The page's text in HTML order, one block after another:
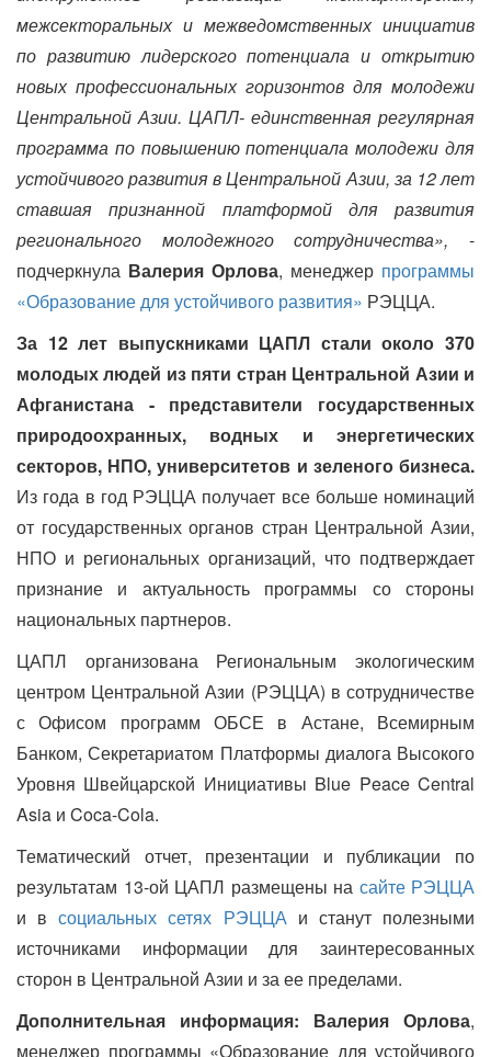
межсекторальных и межведомственных инициатив
по развитию лидерского потенциала и открытию
новых профессиональных горизонтов для молодежи
Центральной Азии. ЦАПЛ- единственная регулярная
программа по повышению потенциала молодежи для
устойчивого развития в Центральной Азии, за 12 лет
ставшая признанной платформой для развития
регионального молодежного сотрудничества», -
подчеркнула Валерия Орлова, менеджер программы
«Образование для устойчивого развития» РЭЦЦА.
За 12 лет выпускниками ЦАПЛ стали около 370
молодых людей из пяти стран Центральной Азии и
Афганистана - представители государственных
природоохранных, водных и энергетических
секторов, НПО, университетов и зеленого бизнеса.
Из года в год РЭЦЦА получает все больше номинаций
от государственных органов стран Центральной Азии,
НПО и региональных организаций, что подтверждает
признание и актуальность программы со стороны
национальных партнеров.
ЦАПЛ организована Региональным экологическим
центром Центральной Азии (РЭЦЦА) в сотрудничестве
с Офисом программ ОБСЕ в Астане, Всемирным
Банком, Секретариатом Платформы диалога Высокого
Уровня Швейцарской Инициативы Blue Peace Central
Asia и Coca-Cola.
Тематический отчет, презентации и публикации по
результатам 13-ой ЦАПЛ размещены на сайте РЭЦЦА
и всоциальных сетях РЭЦЦА и станут полезными
источниками информации для заинтересованных
сторон в Центральной Азии и за ее пределами.
Дополнительная информация: Валерия Орлова,
менеджер программы «Образование для устойчивого